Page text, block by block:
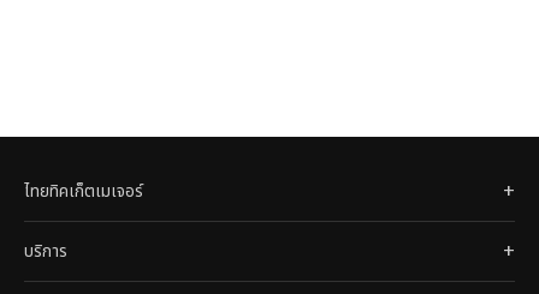
ไทยทิคเก็ตเมเจอร์
บริการ